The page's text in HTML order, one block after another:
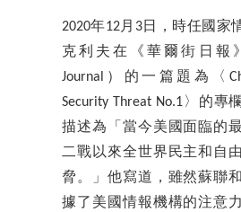
2020年12月3日，時任國家
克利夫在《華爾街日報
Journal）的一篇題為〈
Security Threat No.1〉的專
描述為「當今美國面臨的
二戰以來全世界民主和自
脅。」他寫道，雖然蘇聯
據了美國情報機構的注意